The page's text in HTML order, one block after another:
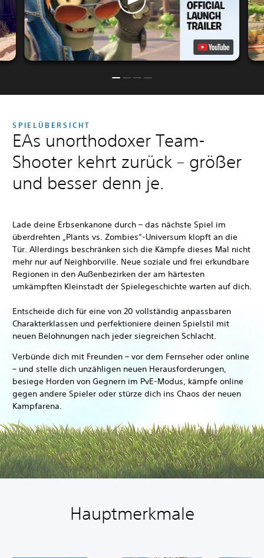
SPIELÜBERSICHT
EAs unorthodoxer Team-
Shooter kehrt zurück – größer
und besser denn je.
Lade deine Erbsenkanone durch – das nächste Spiel im
überdrehten „Plants vs. Zombies“-Universum klopft an die
Tür. Allerdings beschränken sich die Kämpfe dieses Mal nicht
mehr nur auf Neighborville. Neue soziale und frei erkundbare
Regionen in den Außenbezirken der am härtesten
umkämpften Kleinstadt der Spielegeschichte warten auf dich.
Entscheide dich für eine von 20 vollständig anpassbaren
Charakterklassen und perfektioniere deinen Spielstil mit
neuen Belohnungen nach jeder siegreichen Schlacht.
Verbünde dich mit Freunden – vor dem Fernseher oder online
– und stelle dich unzähligen neuen Herausforderungen,
besiege Horden von Gegnern im PvE-Modus, kämpfe online
gegen andere Spieler oder stürze dich ins Chaos der neuen
Kampfarena.
Hauptmerkmale